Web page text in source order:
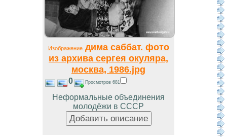
Изображениедима саббат. фото
из архива сергея окуляра,
москва, 1986.jpg
0 Просмотров 681
Неформальные объединения
молодёжи в СССР